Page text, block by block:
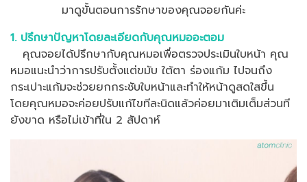
มาดูขั้นตอนการรักษาของคุณจอยกันค่ะ
1. ปรึกษาปัญหาโดยละเอียดกับคุณหมออะตอม
คุณจอยได้ปรึกษากับคุณหมอเพื่อตรวจประเมินใบหน้า คุณ
หมอแนะนำว่าการปรับตั้งแต่ขมับ ใต้ตา ร่องแก้ม ไปจนถึง
กระเปาะแก้มจะช่วยยกกระชับใบหน้าและทำให้หน้าดูสดใสขึ้น
โดยคุณหมอจะค่อยปรับแก้ไขทีละนิดแล้วค่อยมาเติมเต็มส่วนที
ยังขาด หรือไม่เข้าที่ใน 2 สัปดาห์